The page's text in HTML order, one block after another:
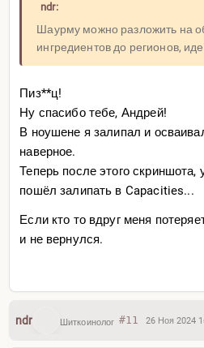
ndr:
Шаурму можно разложить на
ингредиентов до регионов,
Пиз**ц!
Ну спасибо тебе, Андрей!
В ноушене я залипал и
наверное.
Теперь после этого скриншота,
пошёл залипать в Capacities...
Если кто то вдруг меня
и не вернулся.
ndr Шиткоинолог #11 26 Ноя 2024